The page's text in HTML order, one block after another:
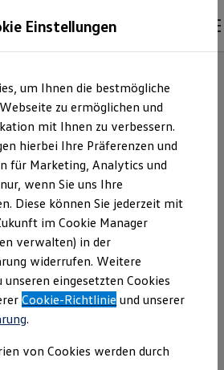
Fahrzeuge
und Gebrauchtwagen
Zertifizierte Gebrauchtwagen
bei Gebrauchtwagen
Modelle |
Gera
dieser Seite ist die AFA Autohaus Gera-
)
Einstellungen
um Ihnen die bestmögliche
zu ermöglichen und
mit Ihnen zu verbessern.
hierbei Ihre Präferenzen und
für Marketing, Analytics und
wenn Sie uns Ihre
Diese können Sie jederzeit mit
im Cookie Manager
verwalten) in der
widerrufen. Weitere
eingesetzten Cookies
Cookie-Richtlinie und unserer
.
von Cookies werden durch